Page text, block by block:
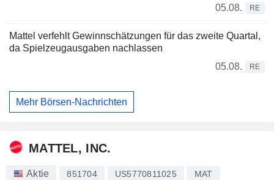
05.08.
RE
Mattel verfehlt Gewinnschätzungen für das zweite Quartal,
da Spielzeugausgaben nachlassen
05.08.
RE
Mehr Börsen-Nachrichten
MATTEL, INC.
Aktie 851704 US5770811025 MAT